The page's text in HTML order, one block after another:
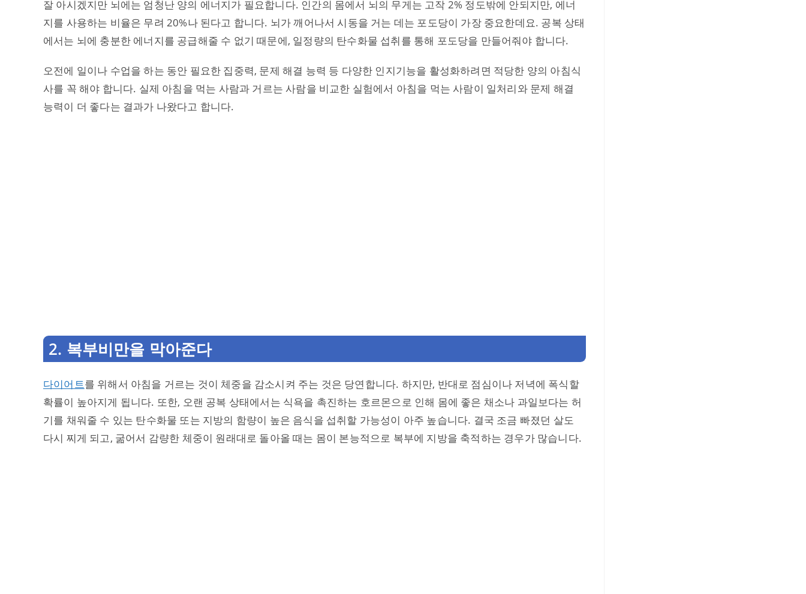
잘 아시겠지만 뇌에는 엄청난 양의 에너지가 필요합니다. 인간의 몸에서 뇌의 무게는 고작 2% 정도밖에 안되지만, 에너
지를 사용하는 비율은 무려 20%나 된다고 합니다. 뇌가 깨어나서 시동을 거는 데는 포도당이 가장 중요한데요. 공복 상태
에서는 뇌에 충분한 에너지를 공급해줄 수 없기 때문에, 일정량의 탄수화물 섭취를 통해 포도당을 만들어줘야 합니다.
오전에 일이나 수업을 하는 동안 필요한 집중력, 문제 해결 능력 등 다양한 인지기능을 활성화하려면 적당한 양의 아침식
사를 꼭 해야 합니다. 실제 아침을 먹는 사람과 거르는 사람을 비교한 실험에서 아침을 먹는 사람이 일처리와 문제 해결
능력이 더 좋다는 결과가 나왔다고 합니다.
2. 복부비만을 막아준다
다이어트를 위해서 아침을 거르는 것이 체중을 감소시켜 주는 것은 당연합니다. 하지만, 반대로 점심이나 저녁에 폭식할
확률이 높아지게 됩니다. 또한, 오랜 공복 상태에서는 식욕을 촉진하는 호르몬으로 인해 몸에 좋은 채소나 과일보다는 허
기를 채워줄 수 있는 탄수화물 또는 지방의 함량이 높은 음식을 섭취할 가능성이 아주 높습니다. 결국 조금 빠졌던 살도
다시 찌게 되고, 굶어서 감량한 체중이 원래대로 돌아올 때는 몸이 본능적으로 복부에 지방을 축적하는 경우가 많습니다.